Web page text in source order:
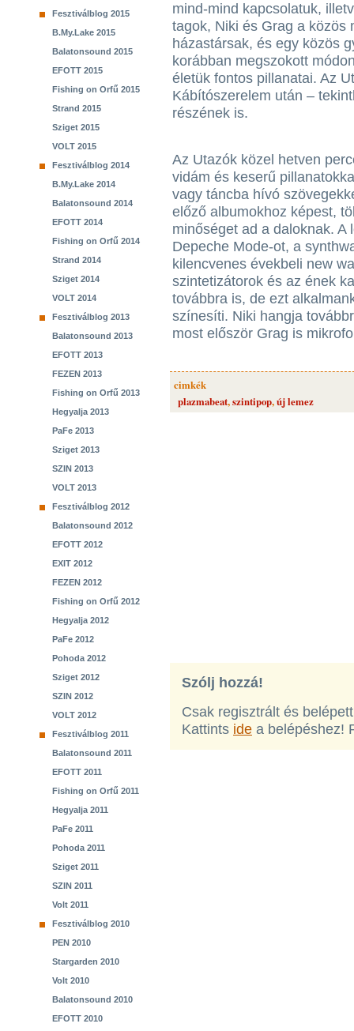
Fesztiválblog 2015
B.My.Lake 2015
Balatonsound 2015
EFOTT 2015
Fishing on Orfű 2015
Strand 2015
Sziget 2015
VOLT 2015
Fesztiválblog 2014
B.My.Lake 2014
Balatonsound 2014
EFOTT 2014
Fishing on Orfű 2014
Strand 2014
Sziget 2014
VOLT 2014
Fesztiválblog 2013
Balatonsound 2013
EFOTT 2013
FEZEN 2013
Fishing on Orfű 2013
Hegyalja 2013
PaFe 2013
Sziget 2013
SZIN 2013
VOLT 2013
Fesztiválblog 2012
Balatonsound 2012
EFOTT 2012
EXIT 2012
FEZEN 2012
Fishing on Orfű 2012
Hegyalja 2012
PaFe 2012
Pohoda 2012
Sziget 2012
SZIN 2012
VOLT 2012
Fesztiválblog 2011
Balatonsound 2011
EFOTT 2011
Fishing on Orfű 2011
Hegyalja 2011
PaFe 2011
Pohoda 2011
Sziget 2011
SZIN 2011
Volt 2011
Fesztiválblog 2010
PEN 2010
Stargarden 2010
Volt 2010
Balatonsound 2010
EFOTT 2010
mind-mind kapcsolatuk,
tagok, Niki és Grag a közös
házastársak, és egy közös
korábban megszokott
életük fontos pillanatai. Az
Kábítószerelem után –
részének is.
Az Utazók közel hetven
vidám és keserű
vagy táncba hívó
előző albumokhoz képest,
minőséget ad a daloknak.
Depeche Mode-ot, a
kilencvenes évekbeli new
szintetizátorok és az ének
továbbra is, de ezt
színesíti. Niki hangja
most először Grag is
cimkék
plazmabeat,szintipop,új lemez
Szólj hozzá!
Csak regisztrált és
Kattints ide a belépéshez!